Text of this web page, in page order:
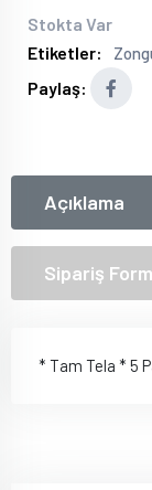
Stokta Var
Etiketler:
Paylaş:
Açıklama
Sipariş
* Tam Tela * 5